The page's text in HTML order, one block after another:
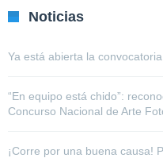
Noticias
Ya está abierta la
“En equipo está chido”:
Concurso Nacional de Arte
¡Corre por una buena causa!